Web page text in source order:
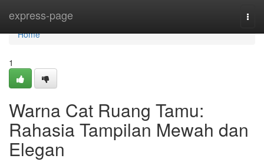
express-page
Home
Home
1
Warna Cat Ruang Tamu:
Rahasia Tampilan Mewah dan
Elegan